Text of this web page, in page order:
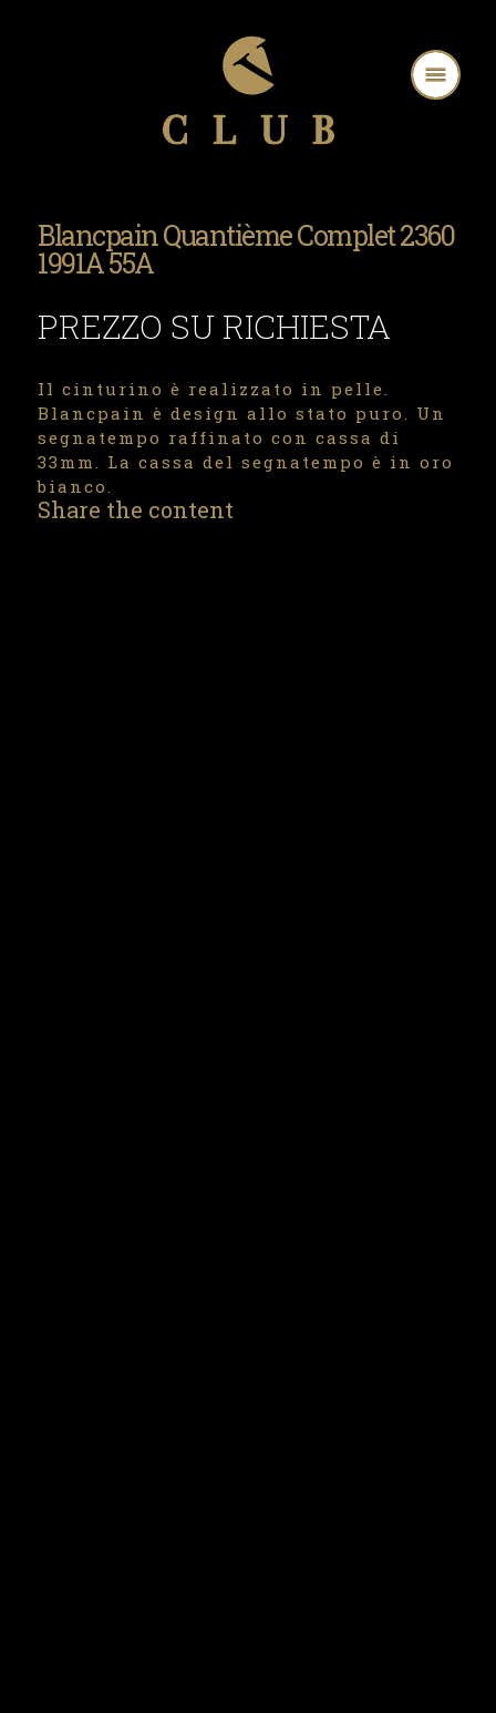
Blancpain Quantième Complet 2360
1991A 55A
PREZZO SU RICHIESTA
Il cinturino è realizzato in pelle.
Blancpain è design allo stato puro. Un
segnatempo raffinato con cassa di
33mm. La cassa del segnatempo è in oro
bianco.
Share the content